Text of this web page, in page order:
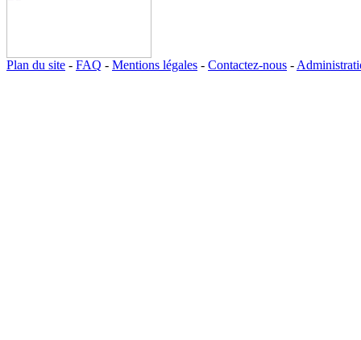
Plan du site - FAQ - Mentions légales - Contactez-nous -